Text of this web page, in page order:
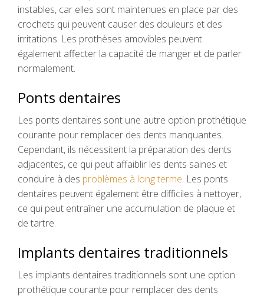
instables, car elles sont maintenues en place par des
crochets qui peuvent causer des douleurs et des
irritations. Les prothèses amovibles peuvent
également affecter la capacité de manger et de parler
normalement.
Ponts dentaires
Les ponts dentaires sont une autre option prothétique
courante pour remplacer des dents manquantes.
Cependant, ils nécessitent la préparation des dents
adjacentes, ce qui peut affaiblir les dents saines et
conduire à des problèmes à long terme. Les ponts
dentaires peuvent également être difficiles à nettoyer,
ce qui peut entraîner une accumulation de plaque et
de tartre.
Implants dentaires traditionnels
Les implants dentaires traditionnels sont une option
prothétique courante pour remplacer des dents